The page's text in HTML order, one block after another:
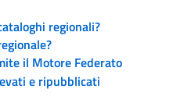
regionali?
il Motore Federato
e ripubblicati